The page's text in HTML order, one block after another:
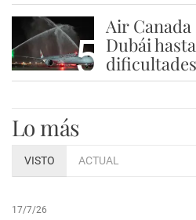
5
Air Canada
Dubái
Lo más
VISTO ACTUAL
17/7/26